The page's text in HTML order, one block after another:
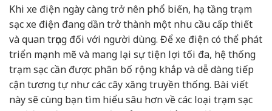
Khi xe điện ngày càng trở nên phổ biến, hạ tầng trạm
sạc xe điện đang dần trở thành một nhu cầu cấp thiết
và quan trọng đối với người dùng. Để xe điện có thể phát
triển mạnh mẽ và mang lại sự tiện lợi tối đa, hệ thống
trạm sạc cần được phân bố rộng khắp và dễ dàng tiếp
cận tương tự như các cây xăng truyền thống. Bài viết
này sẽ cùng bạn tìm hiểu sâu hơn về các loại trạm sạc